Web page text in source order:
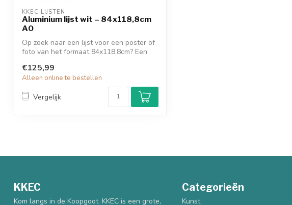
KKEC LIJSTEN
Aluminium lijst wit – 84x118,8cm
A0
Op zoek naar een lijst voor een poster of
foto van het formaat 84x118,8cm? Een
€125,99
Alleen online te bestellen
Vergelijk
KKEC
Kom langs in de Koopgoot. KKEC is een grote,
Categorieën
Kunst